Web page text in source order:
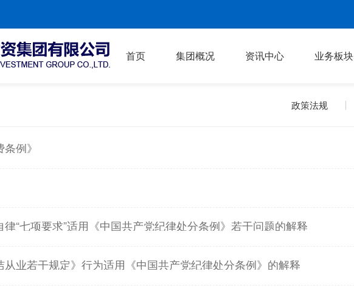
首页 集团概况 资讯中心 业务板块
政策法规
例》
“七项要求”适用《中国共产党纪律处分条例》若干问题的解释
业若干规定》行为适用《中国共产党纪律处分条例》的解释